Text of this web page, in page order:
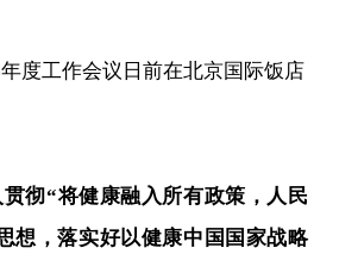
度工作会议日前在北京国际饭店
贯彻“将健康融入所有政策，人民
想，落实好以健康中国国家战略